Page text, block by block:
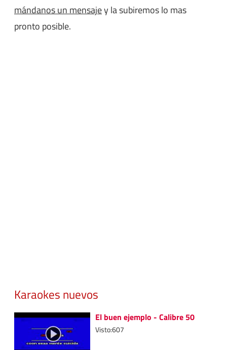
mándanos un mensajey la subiremos lo mas
pronto posible.
Karaokes nuevos
El buen ejemplo - Calibre 50
Visto:607